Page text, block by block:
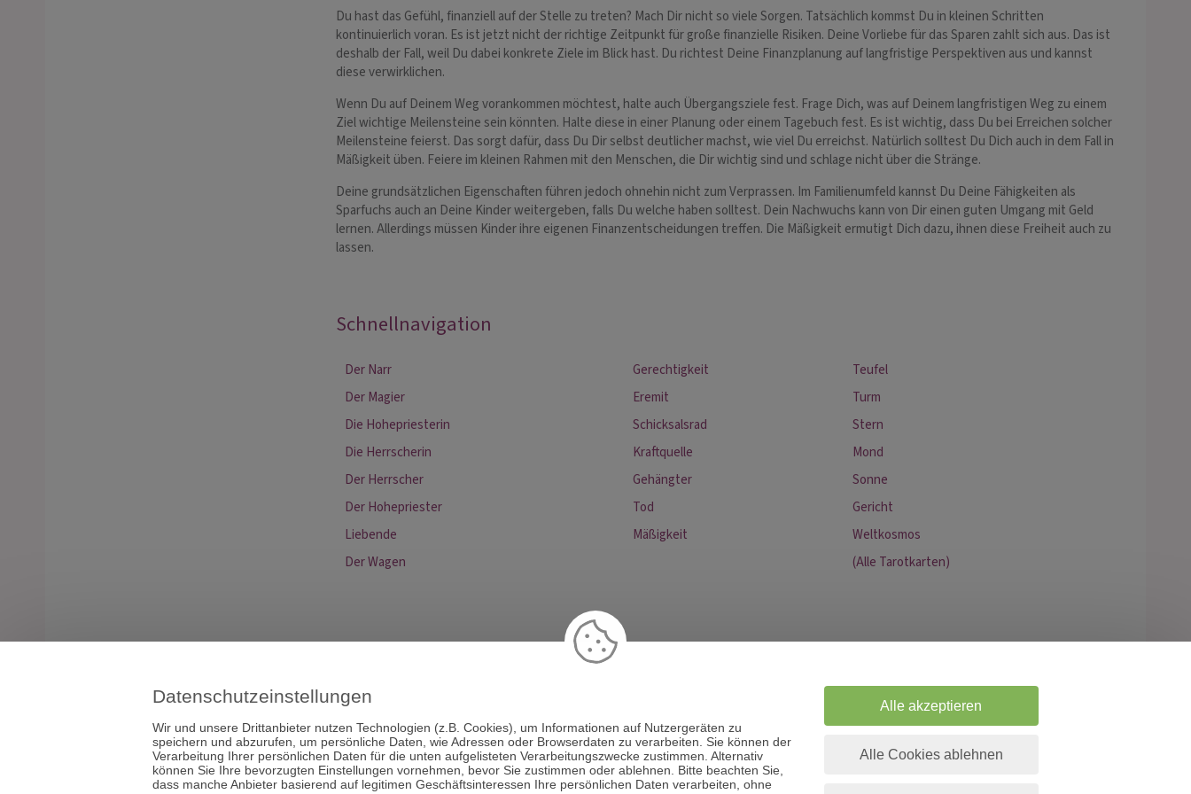
Du hast das Gefühl, finanziell auf der Stelle zu treten? Mach Dir nicht so viele Sorgen. Tatsächlich kommst Du in kleinen Schritten
kontinuierlich voran. Es ist jetzt nicht der richtige Zeitpunkt für große finanzielle Risiken. Deine Vorliebe für das Sparen zahlt sich aus. Das ist
deshalb der Fall, weil Du dabei konkrete Ziele im Blick hast. Du richtest Deine Finanzplanung auf langfristige Perspektiven aus und kannst
diese verwirklichen.
Wenn Du auf Deinem Weg vorankommen möchtest, halte auch Übergangsziele fest. Frage Dich, was auf Deinem langfristigen Weg zu einem
Ziel wichtige Meilensteine sein könnten. Halte diese in einer Planung oder einem Tagebuch fest. Es ist wichtig, dass Du bei Erreichen solcher
Meilensteine feierst. Das sorgt dafür, dass Du Dir selbst deutlicher machst, wie viel Du erreichst. Natürlich solltest Du Dich auch in dem Fall in
Mäßigkeit üben. Feiere im kleinen Rahmen mit den Menschen, die Dir wichtig sind und schlage nicht über die Stränge.
Deine grundsätzlichen Eigenschaften führen jedoch ohnehin nicht zum Verprassen. Im Familienumfeld kannst Du Deine Fähigkeiten als
Sparfuchs auch an Deine Kinder weitergeben, falls Du welche haben solltest. Dein Nachwuchs kann von Dir einen guten Umgang mit Geld
lernen. Allerdings müssen Kinder ihre eigenen Finanzentscheidungen treffen. Die Mäßigkeit ermutigt Dich dazu, ihnen diese Freiheit auch zu
lassen.
Schnellnavigation
Der Narr Gerechtigkeit
Teufel
Der Magier
Eremit
Turm
Die Hohepriesterin
Schicksalsrad
Stern
Die Herrscherin
Kraftquelle
Mond
Der Herrscher
Gehängter
Sonne
Der Hohepriester
Tod
Gericht
Liebende
Mäßigkeit
Weltkosmos
Der Wagen
(Alle Tarotkarten)
Tarot & Kartenlegen Hellsehen & Wahrsagen
Astrologie & Horoskope
Medium & Channeling
Psych. Lebensberatung Liebe & Partnerschaft
Datenschutzeinstellungen
Wir und unsere Drittanbieter nutzen Technologien (z.B. Cookies), um Informationen auf Nutzergeräten zu
speichern und abzurufen, um persönliche Daten, wie Adressen oder Browserdaten zu verarbeiten. Sie können der
Verarbeitung Ihrer persönlichen Daten für die unten aufgelisteten Verarbeitungszwecke zustimmen. Alternativ
können Sie Ihre bevorzugten Einstellungen vornehmen, bevor Sie zustimmen oder ablehnen. Bitte beachten Sie,
dass manche Anbieter basierend auf legitimen Geschäftsinteressen Ihre persönlichen Daten verarbeiten, ohne
Alle akzeptieren
Alle Cookies ablehnen